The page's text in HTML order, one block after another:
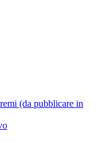
(da pubblicare in